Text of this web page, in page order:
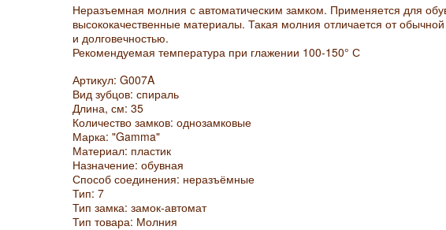
Неразъемная молния с автоматическим замком. Применяется для
высококачественные материалы. Такая молния отличается от
и долговечностью.
Рекомендуемая температура при глажении 100-150° С
Артикул: G007A
Вид зубцов: спираль
Длина, см: 35
Количество замков: однозамковые
Марка: "Gamma"
Материал: пластик
Назначение: обувная
Способ соединения: неразъёмные
Тип: 7
Тип замка: замок-автомат
Тип товара: Молния